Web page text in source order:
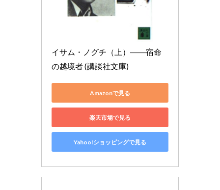
イサム・ノグチ（上）――宿命
の越境者 (講談社文庫)
Amazonで見る
楽天市場で見る
Yahoo!ショッピングで見る